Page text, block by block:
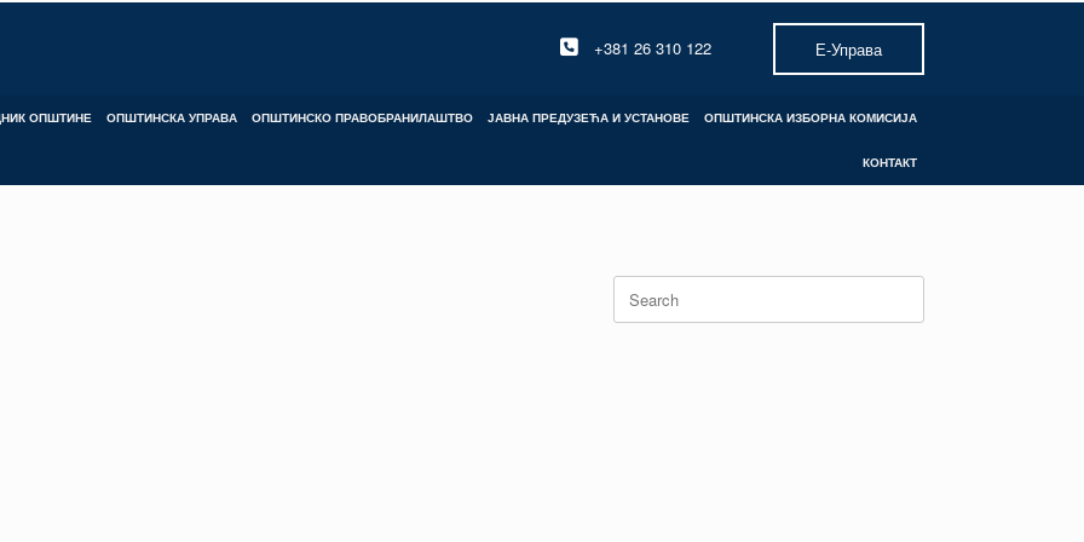
+381 26 310 122 Е-Управа
ОПШТИНЕ ОПШТИНСКА УПРАВА ОПШТИНСКО ПРАВОБРАНИЛАШТВО ЈАВНА ПРЕДУЗЕЋА И УСТАНОВЕ ОПШТИНСКА ИЗБОРНА КОМИСИЈА
КОНТАКТ
Search
for: